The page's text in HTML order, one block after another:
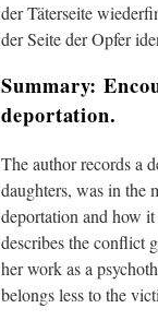
der Täterseite
der Seite der Opfer
Summary:
deportation.
The author records a
daughters, was in the
deportation and how
describes the conflict
her work as a
belongs less to the